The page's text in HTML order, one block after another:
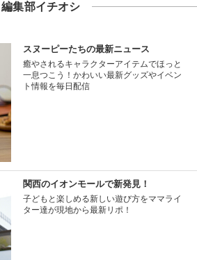
編集部イチオシ
スヌーピーたちの最新ニュース
癒やされるキャラクターアイテムでほっと
一息つこう！かわいい最新グッズやイベン
ト情報を毎日配信
関西のイオンモールで新発見！
子どもと楽しめる新しい遊び方をママライ
ター達が現地から最新リポ！